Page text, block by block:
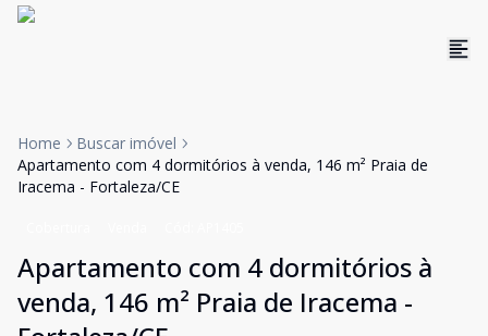
Home
Buscar imóvel
Apartamento com 4 dormitórios à venda, 146 m² Praia de
Iracema - Fortaleza/CE
Apartamento com 4 dormitórios à
venda, 146 m² Praia de Iracema -